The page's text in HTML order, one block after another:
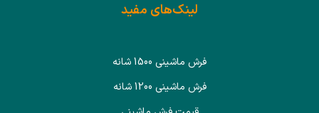
لینک‌های مفید
فرش ماشینی 1500 شانه
فرش ماشینی 1200 شانه